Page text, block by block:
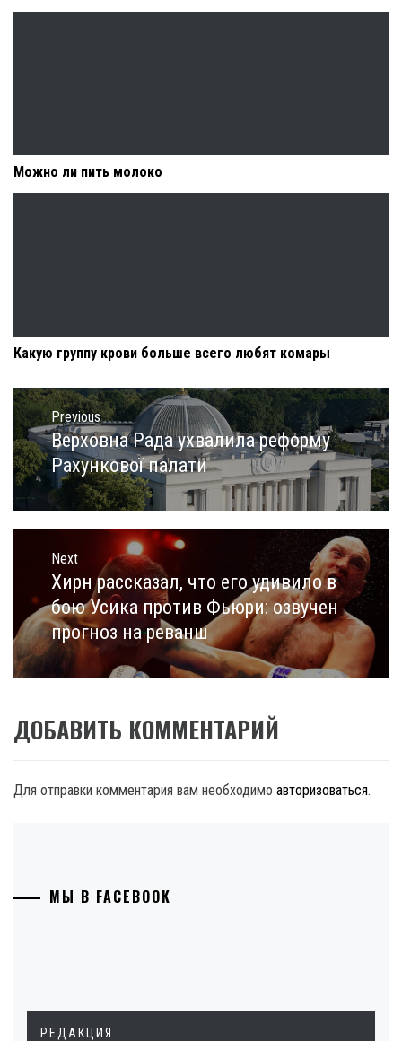
Можно ли пить молоко
Какую группу крови больше всего любят комары
Навигация
по
записям
Previous
Previous
post:
Верховна Рада ухвалила реформу
Рахункової палати
Next
Next
post:
Хирн рассказал, что его удивило в
бою Усика против Фьюри: озвучен
прогноз на реванш
ДОБАВИТЬ КОММЕНТАРИЙ
Для отправки комментария вам необходимо авторизоваться.
МЫ В FACEBOOK
РЕДАКЦИЯ